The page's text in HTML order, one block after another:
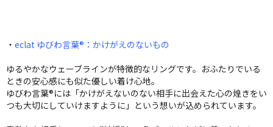
・ eclat ゆびわ言葉®：かけがえのないもの
ゆるやかなウェーブラインが特徴的なリングです。おふたりでいる
ときの安心感にも似た優しい着け心地。
ゆびわ言葉®には「かけがえないのない相手に出会えた心の煌きをい
つも大切にしていけますように」という想いが込められています。